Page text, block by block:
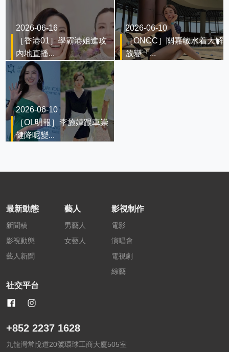
2026-06-16
［香港01］學霸港姐進攻
內地直播...
2026-06-10
［ONCC］關嘉敏水着大解
放變「...
2026-06-10
［OL明報］李施嬅跟車崇
健降呢變...
最新動態
新聞稿
影視動態
藝人新聞
藝人
男藝人
女藝人
影視制作
電影
演唱會
電視劇
綜藝
社交平台
+852 2237 1628
九龍灣常悅道20號環球工商大廈505室